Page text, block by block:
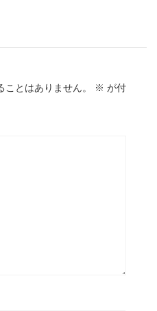
とはありません。 ※ が付